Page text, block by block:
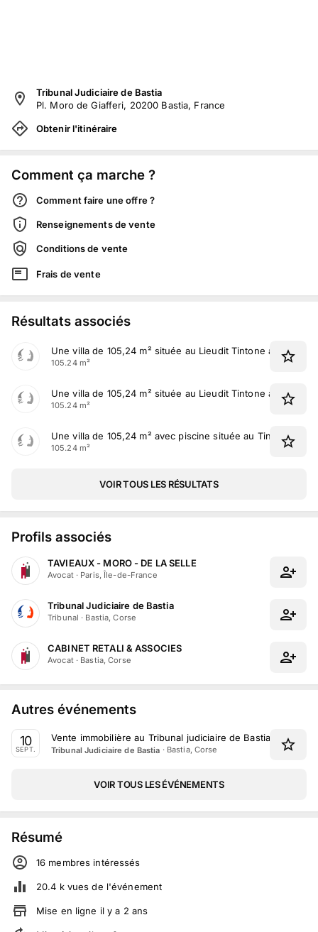
Tribunal Judiciaire de Bastia
Pl. Moro de Giafferi, 20200 Bastia, France
Obtenir l'itinéraire
Comment ça marche ?
Comment faire une offre ?
Renseignements de vente
Conditions de vente
Frais de vente
Résultats associés
Une villa de 105,24 m² située au Lieudit Tintone à Pietroso
105.24 m²
Une villa de 105,24 m² située au Lieudit Tintone à Pietroso
105.24 m²
Une villa de 105,24 m² avec piscine située au Tintone à
105.24 m²
VOIR TOUS LES RÉSULTATS
Profils associés
TAVIEAUX - MORO - DE LA SELLE
Avocat· Paris, Île-de-France
Tribunal Judiciaire de Bastia
Tribunal · Bastia, Corse
CABINET RETALI & ASSOCIES
Avocat· Bastia, Corse
Autres événements
10
SEPT.
Vente immobilière au Tribunal judiciaire de Bastia le 10
Tribunal Judiciaire de Bastia · Bastia, Corse
VOIR TOUS LES ÉVÉNEMENTS
Résumé
16 membres intéressés
20.4 kvues de l'événement
Mise en ligne il y a 2 ans